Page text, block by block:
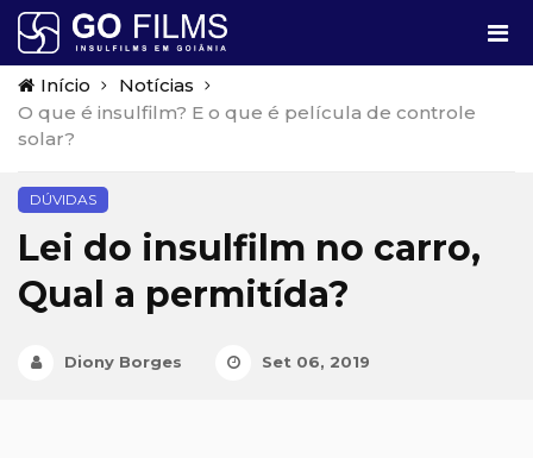
Início
Notícias
O que é insulfilm? E o que é película de controle
solar?
DÚVIDAS
Lei do insulfilm no carro,
Qual a permitída?
Diony Borges Set 06, 2019